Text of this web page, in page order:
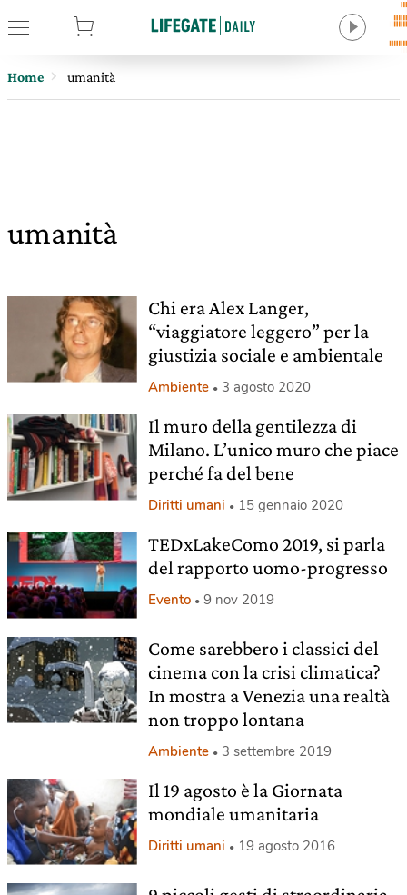
Home umanità
umanità
Chi era Alex Langer,
“viaggiatore leggero” per la
giustizia sociale e ambientale
Ambiente 3 agosto 2020
Il muro della gentilezza di
Milano. L’unico muro che piace
perché fa del bene
Diritti umani 15 gennaio 2020
TEDxLakeComo 2019, si parla
del rapporto uomo-progresso
Evento 9 nov 2019
Come sarebbero i classici del
cinema con la crisi climatica?
In mostra a Venezia una realtà
non troppo lontana
Ambiente 3 settembre 2019
Il 19 agosto è la Giornata
mondiale umanitaria
Diritti umani 19 agosto 2016